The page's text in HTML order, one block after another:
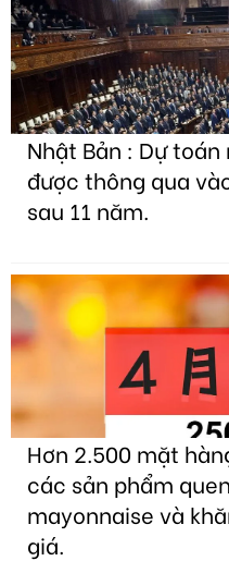
Nhật Bản : Dự
được thông qua
sau 11 năm.
Hơn 2.500 mặt
các sản phẩm
mayonnaise và
giá.